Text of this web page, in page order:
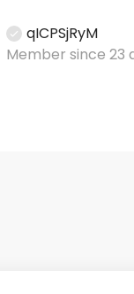
qICPSjRyM
Member since 23